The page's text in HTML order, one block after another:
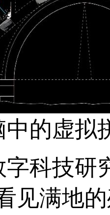
的虚拟
科技研
见满地